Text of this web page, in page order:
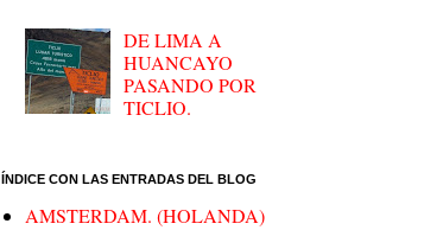
DE LIMA A
HUANCAYO
PASANDO POR
TICLIO.
ÍNDICE CON LAS ENTRADAS DEL BLOG
AMSTERDAM. (HOLANDA)